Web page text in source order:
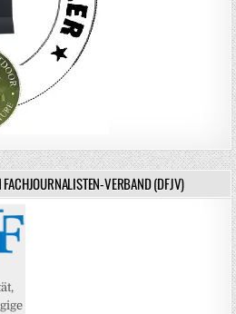
VERBAND (DFJV)